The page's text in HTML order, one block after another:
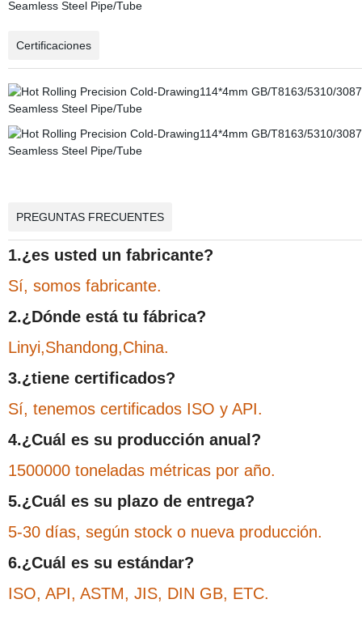
Certificaciones
PREGUNTAS FRECUENTES
1.¿es usted un fabricante?
Sí, somos fabricante.
2.¿Dónde está tu fábrica?
Linyi,Shandong,China.
3.¿tiene certificados?
Sí, tenemos certificados ISO y API.
4.¿Cuál es su producción anual?
1500000 toneladas métricas por año.
5.¿Cuál es su plazo de entrega?
5-30 días, según stock o nueva producción.
6.¿Cuál es su estándar?
ISO, API, ASTM, JIS, DIN GB, ETC.